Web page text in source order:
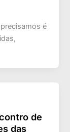
é
de
das